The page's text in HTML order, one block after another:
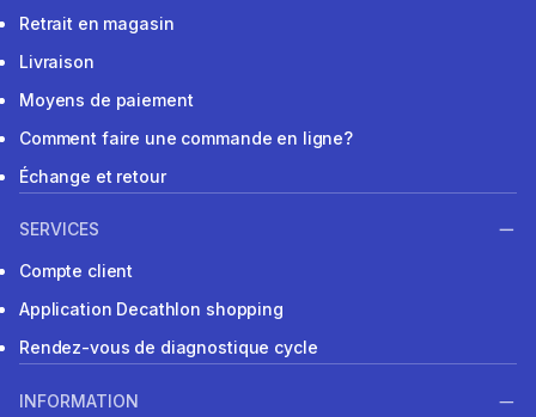
Retrait en magasin
Livraison
Moyens de paiement
Comment faire une commande en ligne?
Échange et retour
SERVICES
Compte client
Application Decathlon shopping
Rendez-vous de diagnostique cycle
INFORMATION